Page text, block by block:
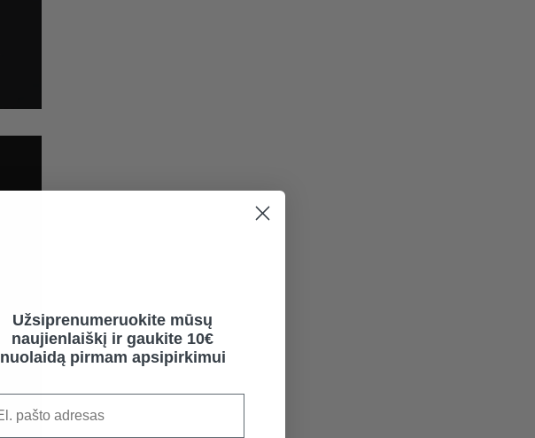
Užsiprenumeruokite mūsų
naujienlaiškį ir gaukite 10€
nuolaidą pirmam apsipirkimui